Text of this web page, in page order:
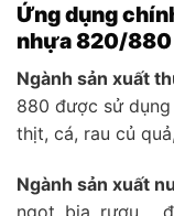
Ứng dụng
nhựa 820/880
Ngành sản xuất
880 được sử dụng
thịt, cá, rau củ
Ngành sản xuất
ngọt, bia, rượu,…